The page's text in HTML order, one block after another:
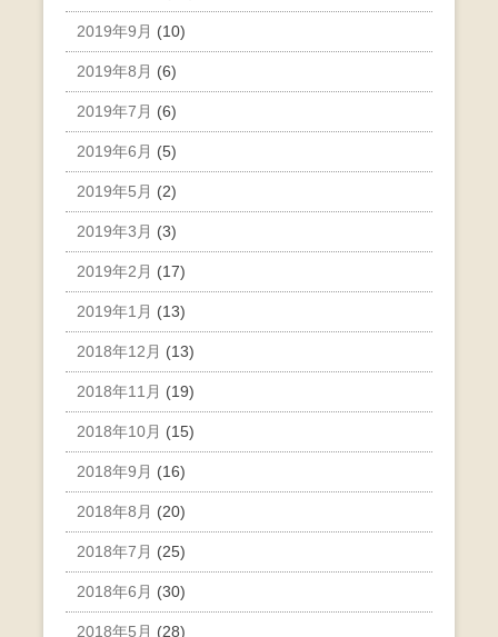
2019年9月 (10)
2019年8月 (6)
2019年7月 (6)
2019年6月 (5)
2019年5月 (2)
2019年3月 (3)
2019年2月 (17)
2019年1月 (13)
2018年12月 (13)
2018年11月 (19)
2018年10月 (15)
2018年9月 (16)
2018年8月 (20)
2018年7月 (25)
2018年6月 (30)
2018年5月 (28)